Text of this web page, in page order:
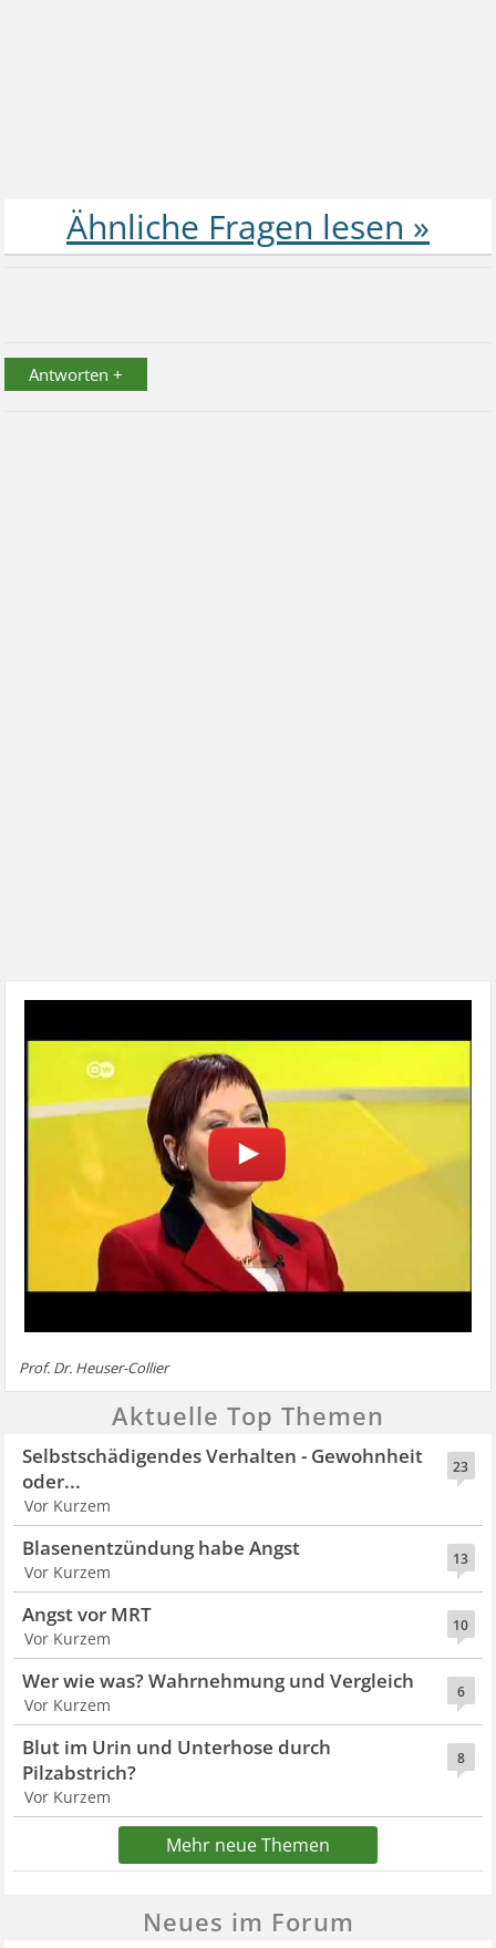
Antworten +
Prof. Dr. Heuser-Collier
Aktuelle Top Themen
23
Selbstschädigendes Verhalten - Gewohnheit
oder...
Vor Kurzem
13
Blasenentzündung habe Angst
Vor Kurzem
10
Angst vor MRT
Vor Kurzem
6
Wer wie was? Wahrnehmung und Vergleich
Vor Kurzem
8
Blut im Urin und Unterhose durch
Pilzabstrich?
Vor Kurzem
Mehr neue Themen
Neues im Forum